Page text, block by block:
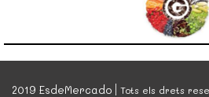
2019 EsdeMercado
Tots els drets